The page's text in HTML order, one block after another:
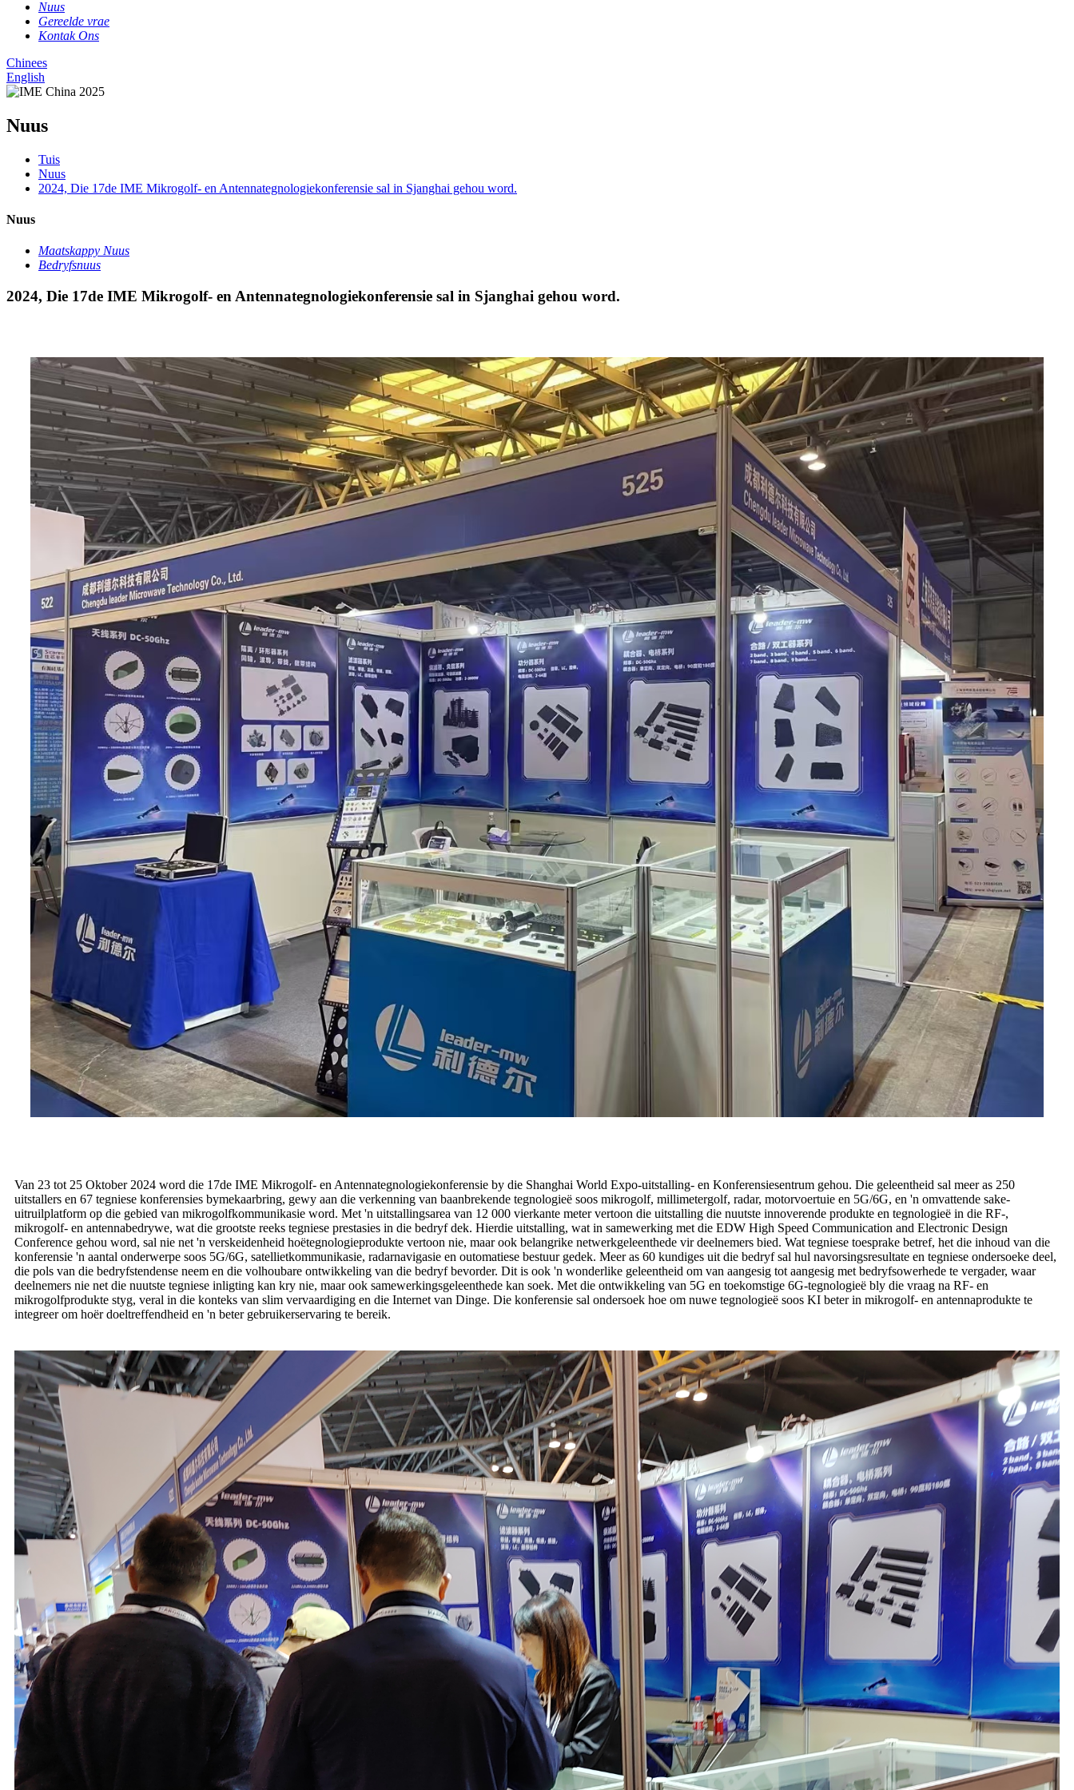
Nuus
Gereelde vrae
Kontak Ons
Chinees
English
Nuus
Tuis
Nuus
2024, Die 17de IME Mikrogolf- en Antennategnologiekonferensie sal in Sjanghai gehou word.
Nuus
Maatskappy Nuus
Bedryfsnuus
2024, Die 17de IME Mikrogolf- en Antennategnologiekonferensie sal in Sjanghai gehou word.
Van 23 tot 25 Oktober 2024 word die 17de IME Mikrogolf- en Antennategnologiekonferensie by die Shanghai World Expo-uitstalling- en Konferensiesentrum gehou. Die geleentheid sal meer as 250
uitstallers en 67 tegniese konferensies bymekaarbring, gewy aan die verkenning van baanbrekende tegnologieë soos mikrogolf, millimetergolf, radar, motorvoertuie en 5G/6G, en 'n omvattende sake-
uitruilplatform op die gebied van mikrogolfkommunikasie word. Met 'n uitstallingsarea van 12 000 vierkante meter vertoon die uitstalling die nuutste innoverende produkte en tegnologieë in die RF-,
mikrogolf- en antennabedrywe, wat die grootste reeks tegniese prestasies in die bedryf dek. Hierdie uitstalling, wat in samewerking met die EDW High Speed ​​Communication and Electronic Design
Conference gehou word, sal nie net 'n verskeidenheid hoëtegnologieprodukte vertoon nie, maar ook belangrike netwerkgeleenthede vir deelnemers bied. Wat tegniese toesprake betref, het die inhoud van die
konferensie 'n aantal onderwerpe soos 5G/6G, satellietkommunikasie, radarnavigasie en outomatiese bestuur gedek. Meer as 60 kundiges uit die bedryf sal hul navorsingsresultate en tegniese ondersoeke deel,
die pols van die bedryfstendense neem en die volhoubare ontwikkeling van die bedryf bevorder. Dit is ook 'n wonderlike geleentheid om van aangesig tot aangesig met bedryfsowerhede te vergader, waar
deelnemers nie net die nuutste tegniese inligting kan kry nie, maar ook samewerkingsgeleenthede kan soek. Met die ontwikkeling van 5G en toekomstige 6G-tegnologieë bly die vraag na RF- en
mikrogolfprodukte styg, veral in die konteks van slim vervaardiging en die Internet van Dinge. Die konferensie sal ondersoek hoe om nuwe tegnologieë soos KI beter in mikrogolf- en antennaprodukte te
integreer om hoër doeltreffendheid en 'n beter gebruikerservaring te bereik.